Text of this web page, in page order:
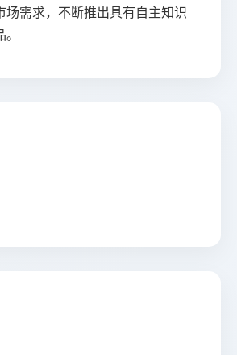
场需求，不断推出具有自主知识